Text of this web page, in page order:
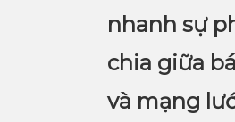
nhanh sự
chia giữa
và mạng